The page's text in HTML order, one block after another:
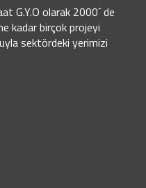
G.Y.O olarak 2000´ de
kadar birçok projeyi
sektördeki yerimizi